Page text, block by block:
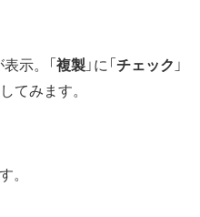
示。「複製 」に「チェック 」
してみます。
。